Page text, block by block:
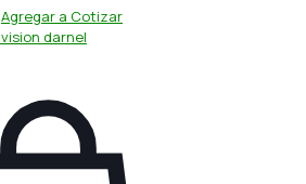
Agregar a Cotizar